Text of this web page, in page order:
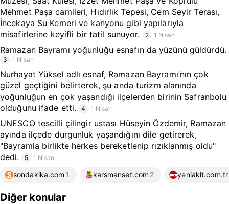
Mehmet Paşa camileri, Hıdırlık Tepesi, Cem Seyir Terası,
İncekaya Su Kemeri ve kanyonu gibi yapılarıyla
misafirlerine keyifli bir tatil sunuyor.
2 1 Nisan
Ramazan Bayramı yoğunluğu esnafın da yüzünü güldürdü.
3 1 Nisan
Nurhayat Yüksel adlı esnaf, Ramazan Bayramı’nın çok
güzel geçtiğini belirterek, şu anda turizm alanında
yoğunluğun en çok yaşandığı ilçelerden birinin Safranbolu
olduğunu ifade etti.
4 1 Nisan
UNESCO tescilli çilingir ustası Hüseyin Özdemir, Ramazan
ayında ilçede durgunluk yaşandığını dile getirerek,
"Bayramla birlikte herkes bereketlenip rızıklanmış oldu"
dedi.
5 1 Nisan
sondakika.com 1 karsmanset.com 2 yeniakit.com.tr
Diğer konular